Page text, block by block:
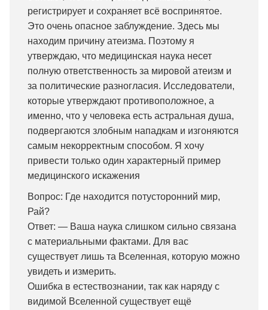
регистрирует и сохраняет всё воспринятое.
Это очень опасное заблуждение. Здесь мы
находим причину атеизма. Поэтому я
утверждаю, что медицинская наука несет
полную ответственность за мировой атеизм и
за политические разногласия. Исследователи,
которые утверждают противоположное, а
именно, что у человека есть астральная душа,
подвергаются злобным нападкам и изгоняются
самым некорректным способом. Я хочу
привести только один характерный пример
медицинского искажения
Вопрос: Где находится потусторонний мир,
Рай?
Ответ: — Ваша наука слишком сильно связана
с материальными фактами. Для вас
существует лишь та Вселенная, которую можно
увидеть и измерить.
Ошибка в естествознании, так как наряду с
видимой Вселенной существует ещё